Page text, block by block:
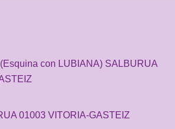
con LUBIANA) SALBURUA
01003 VITORIA-GASTEIZ